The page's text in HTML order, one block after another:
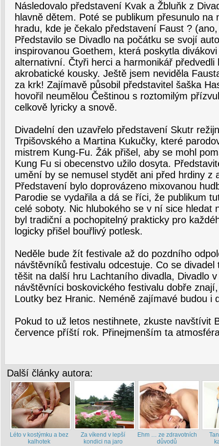
Následovalo představení Kvak a Žbluňk z
hlavně dětem. Poté se publikum přesunulo na
hradu, kde je čekalo představení Faust ?
Představilo se Divadlo na počátku se svojí
inspirovanou Goethem, která poskytla
alternativní. Čtyři herci a harmonikář předvedli
akrobatické kousky. Ještě jsem neviděla
za krk! Zajímavě působil představitel šaška
hovořil neumělou Češtinou s roztomilým
celkově lyricky a snově.
Divadelní den uzavřelo představení Skutr
Trpišovského a Martina Kukučky, které
mistrem Kung-Fu. Žák přišel, aby se mohl
Kung Fu si obecenstvo užilo dosyta.
umění by se nemusel stydět ani před hrdiny z
Představení bylo doprovázeno mixovanou
Parodie se vydařila a dá se říci, že publikum
celé soboty. Nic hlubokého se v ní sice hledat
byl tradiční a pochopitelný prakticky pro
logicky přišel bouřlivý potlesk.
Neděle bude žít festivale až do pozdního
návštěvníků festivalu odcestuje. Co se
těšit na další hru Lachtaního divadla, Divadlo
návštěvníci boskovického festivalu dobře
Loutky bez Hranic. Neméně zajímavé budou i
Pokud to už letos nestihnete, zkuste navštívit
července příští rok. Přinejmenším ta
Další články autora:
Léto v kostýmku a bez
kalhotek
Za víkend v lepší
kondici na jaro
Ehm … ze zdravotních
důvodů